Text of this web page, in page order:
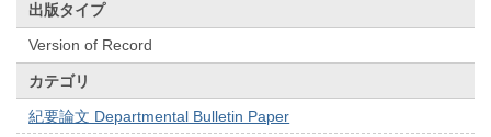
出版タイプ
Version of Record
カテゴリ
紀要論文 Departmental Bulletin Paper